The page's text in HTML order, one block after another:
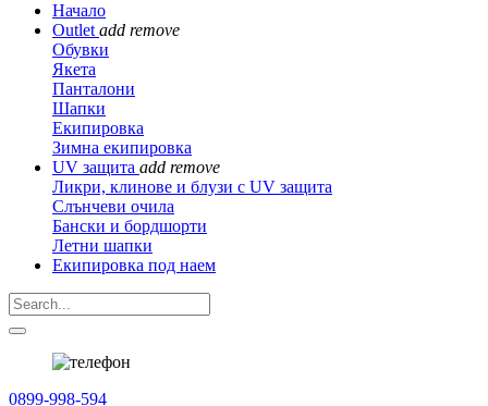
Начало
Outlet add remove
Обувки
Якета
Панталони
Шапки
Екипировка
Зимна екипировка
UV защита add remove
Ликри, клинове и блузи с UV защита
Слънчеви очила
Бански и бордшорти
Летни шапки
Екипировка под наем
0899-998-594